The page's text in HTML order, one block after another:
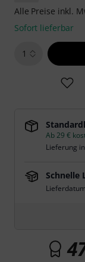
Alle Preise inkl.
Sofort lieferbar
1
Ab 29 €
Lieferung
Schnelle